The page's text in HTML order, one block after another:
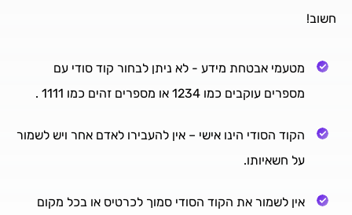
חשוב!
מטעמי אבטחת מידע - לא ניתן לבחור קוד סודי עם
מספרים עוקבים כמו 1234 או מספרים זהים כמו 1111 .
הקוד הסודי הינו אישי – אין להעבירו לאדם אחר ויש לשמור
על חשאיותו.
אין לשמור את הקוד הסודי סמוך לכרטיס או בכל מקום